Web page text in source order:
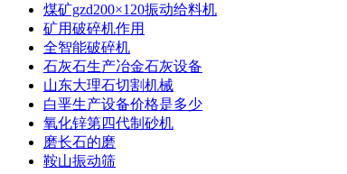
煤矿gzd200×120振动给料机
矿用破碎机作用
全智能破碎机
石灰石生产冶金石灰设备
山东大理石切割机械
白垩生产设备价格是多少
氧化锌第四代制砂机
磨长石的磨
鞍山振动筛